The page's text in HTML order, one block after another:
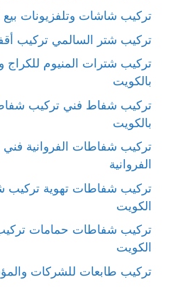
تركيب شاشات وتلفزيونات
تركيب شتر السالمي تركيب
تركيب شترات المنيوم للكراج
بالكويت
تركيب شفاط فني تركيب
بالكويت
تركيب شفاطات الفروانية
الفروانية
تركيب شفاطات تهوية
الكويت
تركيب شفاطات حمامات
الكويت
تركيب طابعات للشركات